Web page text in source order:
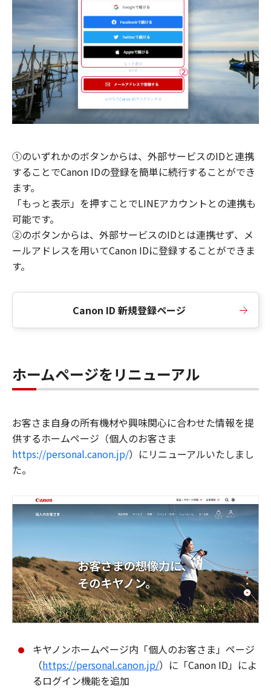
①のいずれかのボタンからは、外部サービスのIDと連携
することでCanon IDの登録を簡単に続行することができ
ます。
「もっと表示」を押すことでLINEアカウントとの連携も
可能です。
②のボタンからは、外部サービスのIDとは連携せず、メ
ールアドレスを用いてCanon IDに登録することができま
す。
Canon ID 新規登録ページ
ホームページをリニューアル
お客さま自身の所有機材や興味関心に合わせた情報を提
供するホームページ（個人のお客さま
https://personal.canon.jp/）にリニューアルいたしまし
た。
キヤノンホームページ内「個人のお客さま」ページ
（https://personal.canon.jp/）に「Canon ID」によ
るログイン機能を追加